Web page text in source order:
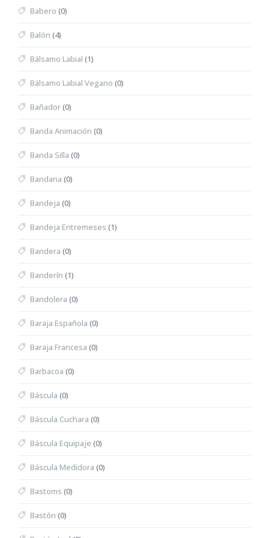
Babero (0)
Balón (4)
Bálsamo Labial (1)
Bálsamo Labial Vegano (0)
Bañador(0)
Banda Animación (0)
Banda Silla (0)
Bandana (0)
Bandeja (0)
Bandeja Entremeses (1)
Bandera (0)
Banderín (1)
Bandolera (0)
Baraja Española (0)
Baraja Francesa (0)
Barbacoa (0)
Báscula (0)
Báscula Cuchara (0)
Báscula Equipaje (0)
Báscula Medidora (0)
Bastoms (0)
Bastón (0)